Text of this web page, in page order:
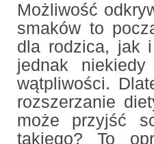
Możliwość
smaków to
dla rodzica, jak
jednak
wątpliwości.
rozszerzanie
może przyjść
takiego? To